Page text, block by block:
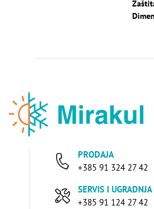
PRODAJA
+385 91 324 27 42
SERVIS I UGRADNJA
+385 91 124 27 42